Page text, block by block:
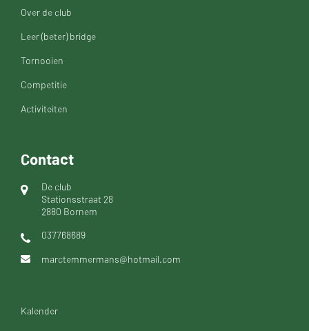
Over de club
Leer (beter) bridge
Tornooien
Competitie
Activiteiten
Contact
De club
Stationsstraat 28
2880 Bornem
037768689
marctemmermans@hotmail.com
Kalender